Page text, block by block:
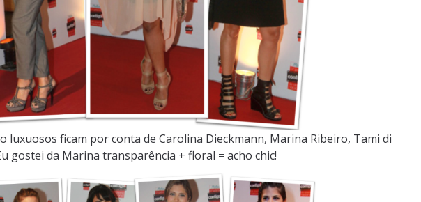
luxuosos ficam por conta de Carolina Dieckmann, Marina Ribeiro, Tami di
gostei da Marina transparência + floral = acho chic!